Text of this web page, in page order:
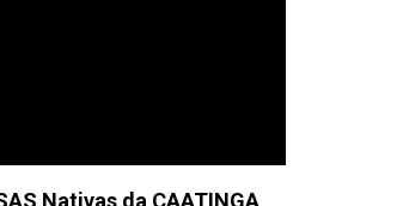
Nativas da CAATINGA